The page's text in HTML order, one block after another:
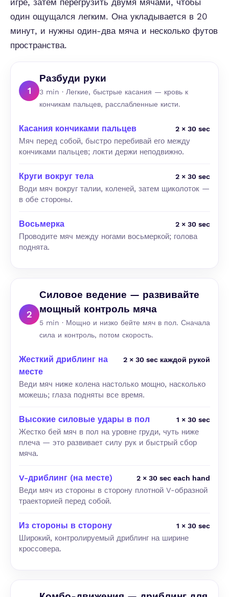
игре, затем перегрузить двумя мячами, чтобы
один ощущался легким. Она укладывается в 20
минут, и нужны один-два мяча и несколько футов
пространства.
1
Разбуди руки
3 min · Легкие, быстрые касания — кровь к
кончикам пальцев, расслабленные кисти.
Касания кончиками пальцев 2 × 30 sec
Мяч перед собой, быстро перебивай его между
кончиками пальцев; локти держи неподвижно.
Круги вокруг тела 2 × 30 sec
Води мяч вокруг талии, коленей, затем щиколоток —
в обе стороны.
Восьмерка 2 × 30 sec
Проводите мяч между ногами восьмеркой; голова
поднята.
2
Силовое ведение — развивайте
мощный контроль мяча
5 min · Мощно и низко бейте мяч в пол. Сначала
сила и контроль, потом скорость.
Жесткий дриблинг на
месте
2 × 30 sec каждой рукой
Веди мяч ниже колена настолько мощно, насколько
можешь; глаза подняты все время.
Высокие силовые удары в пол 1 × 30 sec
Жестко бей мяч в пол на уровне груди, чуть ниже
плеча — это развивает силу рук и быстрый сбор
мяча.
V-дриблинг (на месте) 2 × 30 sec each hand
Веди мяч из стороны в сторону плотной V-образной
траекторией перед собой.
Из стороны в сторону 1 × 30 sec
Широкий, контролируемый дриблинг на ширине
кроссовера.